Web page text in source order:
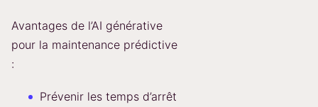
Avantages de l’AI générative
pour la maintenance prédictive
:
Prévenir les temps d’arrêt